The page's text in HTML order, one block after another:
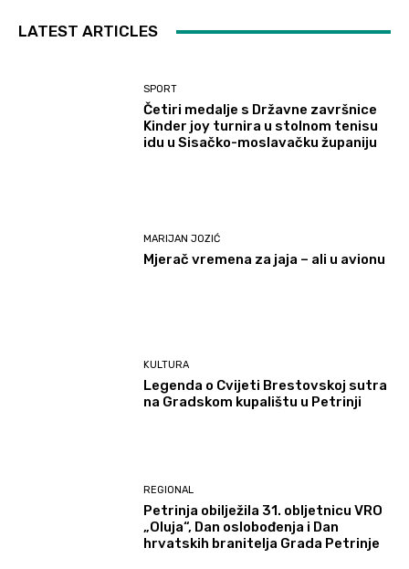
LATEST ARTICLES
SPORT
Četiri medalje s Državne završnice
Kinder joy turnira u stolnom tenisu
idu u Sisačko-moslavačku županiju
MARIJAN JOZIĆ
Mjerač vremena za jaja – ali u avionu
KULTURA
Legenda o Cvijeti Brestovskoj sutra
na Gradskom kupalištu u Petrinji
REGIONAL
Petrinja obilježila 31. obljetnicu VRO
„Oluja“, Dan oslobođenja i Dan
hrvatskih branitelja Grada Petrinje